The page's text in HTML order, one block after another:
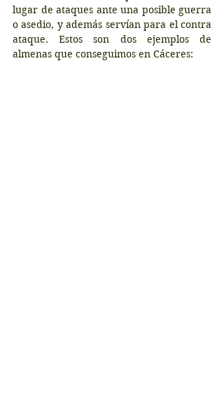
lugar de ataques ante una posible guerra
o asedio, y además servían para el contra
ataque. Estos son dos ejemplos de
almenas que conseguimos en Cáceres: